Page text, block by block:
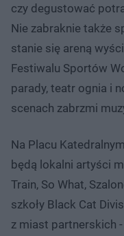
czy degustować
Nie zabraknie także
stanie się areną
Festiwalu Sportów
parady, teatr ognia i
scenach zabrzmi
Na Placu
będą lokalni artyści
Train, So What,
szkoły Black Cat
z miast partnerskich